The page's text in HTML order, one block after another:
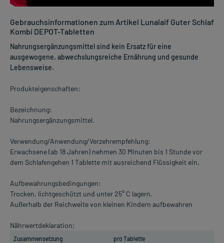
Gebrauchsinformationen zum Artikel Lunalaif Guter Schlaf
Kombi DEPOT-Tabletten
Nahrungsergänzungsmittel sind kein Ersatz für eine
ausgewogene, abwechslungsreiche Ernährung und gesunde
Lebensweise.
Produkteigenschaften:
Bezeichnung:
Nahrungsergänzungsmittel.
Verwendung/Anwendung/Verzehrempfehlung:
Erwachsene (ab 18 Jahren) nehmen 30 Minuten bis 1 Stunde vor
dem Schlafengehen 1 Tablette mit ausreichend Flüssigkeit ein.
Aufbewahrungsbedingungen:
Trocken, lichtgeschützt und unter 25° C lagern.
Außerhalb der Reichweite von kleinen Kindern aufbewahren
Nährwertdeklaration:
Zusammensetzung pro Tablette